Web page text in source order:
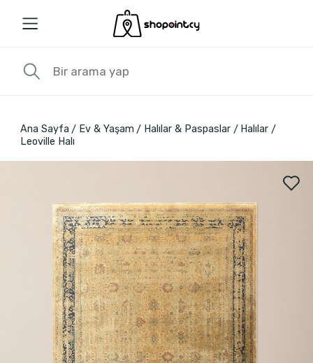
Ana Sayfa Ev & Yaşam Halılar & Paspaslar
Halılar
Leoville Halı